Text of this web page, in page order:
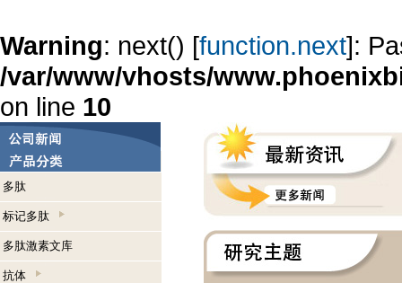
Warning: next() [function.next]:
/var/www/vhosts/
on line 10
多肽
标记多肽
多肽激素文库
抗体